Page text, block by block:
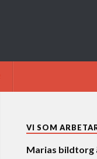
VI SOM
Marias bildtorg